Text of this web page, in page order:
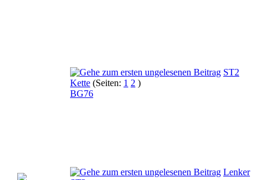
ST2
Kette (Seiten: 1 2 )
BG76
Lenker